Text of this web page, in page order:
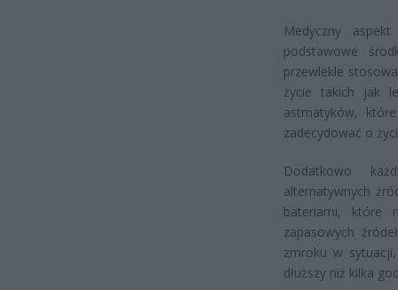
Medyczny
podstawowe
przewlekle
życie takich jak
astmatyków,
zadecydować o
Dodatkowo
alternatywnych
bateriami, które
zapasowych
zmroku w
dłuższy niż kilka